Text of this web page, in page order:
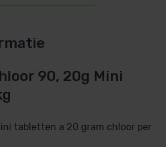
90, 20g Mini
tabletten a 20 gram chloor per